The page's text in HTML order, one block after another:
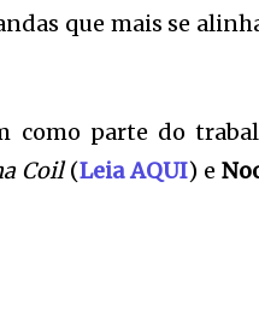
que mais se
como parte do
Coil(Leia AQUI) e